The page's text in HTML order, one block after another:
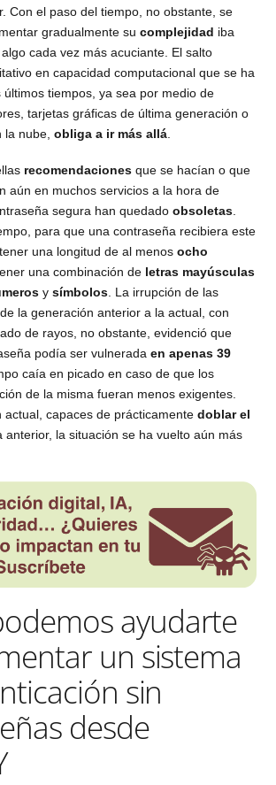
Con el paso del tiempo, no obstante, se
gradualmente sucomplejidad iba
cada vez más acuciante. El salto
en capacidad computacional que se ha
últimos tiempos, ya sea por medio de
tarjetas gráficas de última generación o
la nube,obliga a ir más allá
recomendaciones que se hacían o que
aún en muchos servicios a la hora de
segura han quedadoobsoletas
para que una contraseña recibiera este
una longitud de al menosocho
una combinación de letras mayúsculas
ysímbolos . La irrupción de las
de la generación anterior a la actual, con
de rayos, no obstante, evidenció que
podía ser vulneradaen apenas 39
caía en picado en caso de que los
de la misma fueran menos exigentes.
actual, capaces de prácticamentedoblar el
anterior, la situación se ha vuelto aún más
ayudarte
un sistema
sin
desde